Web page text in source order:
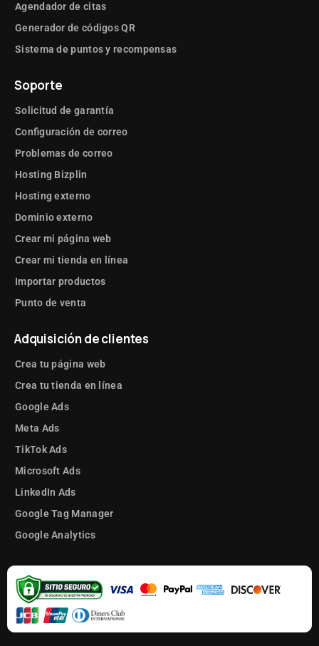
Agendador de citas
Generador de códigos QR
Sistema de puntos y recompensas
Soporte
Solicitud de garantía
Configuración de correo
Problemas de correo
Hosting Bizplin
Hosting externo
Dominio externo
Crear mi página web
Crear mi tienda en línea
Importar productos
Punto de venta
Adquisición de clientes
Crea tu página web
Crea tu tienda en línea
Google Ads
Meta Ads
TikTok Ads
Microsoft Ads
LinkedIn Ads
Google Tag Manager
Google Analytics